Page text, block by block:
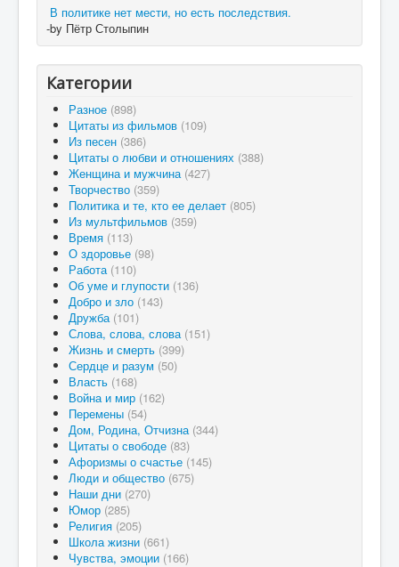
В политике нет мести, но есть последствия.
-by Пётр Столыпин
Категории
Разное (898)
Цитаты из фильмов (109)
Из песен (386)
Цитаты о любви и отношениях (388)
Женщина и мужчина (427)
Творчество (359)
Политика и те, кто ее делает (805)
Из мультфильмов (359)
Время (113)
О здоровье (98)
Работа (110)
Об уме и глупости (136)
Добро и зло (143)
Дружба (101)
Слова, слова, слова (151)
Жизнь и смерть (399)
Сердце и разум (50)
Власть (168)
Война и мир (162)
Перемены (54)
Дом, Родина, Отчизна (344)
Цитаты о свободе (83)
Афоризмы о счастье (145)
Люди и общество (675)
Наши дни (270)
Юмор (285)
Религия (205)
Школа жизни (661)
Чувства, эмоции (166)